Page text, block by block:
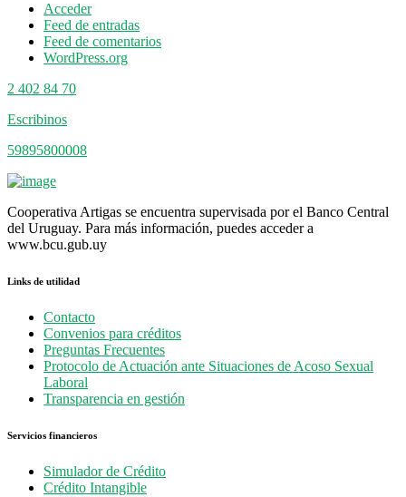
Acceder
Feed de entradas
Feed de comentarios
WordPress.org
2 402 84 70
Escribinos
59895800008
Cooperativa Artigas se encuentra supervisada por el Banco Central
del Uruguay. Para más información, puedes acceder a
www.bcu.gub.uy
Links de utilidad
Contacto
Convenios para créditos
Preguntas Frecuentes
Protocolo de Actuación ante Situaciones de Acoso Sexual
Laboral
Transparencia en gestión
Servicios financieros
Simulador de Crédito
Crédito Intangible